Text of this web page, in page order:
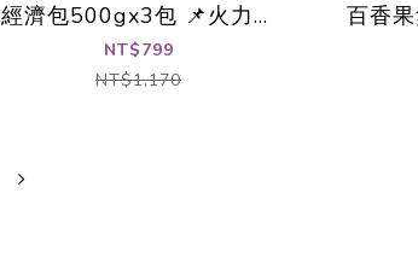
經濟包500gx3包 📌火力全
開出貨🚀
NT$799
NT$1,170
百香